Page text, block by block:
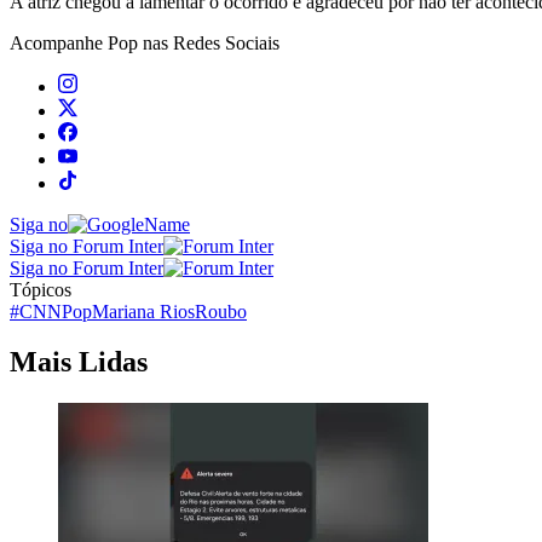
Acompanhe Pop nas Redes Sociais
Siga no
Siga no Forum Inter
Siga no Forum Inter
Tópicos
#CNNPopMariana RiosRoubo
Mais Lidas